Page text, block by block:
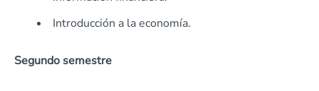
Introducción a la economía.
Segundo semestre